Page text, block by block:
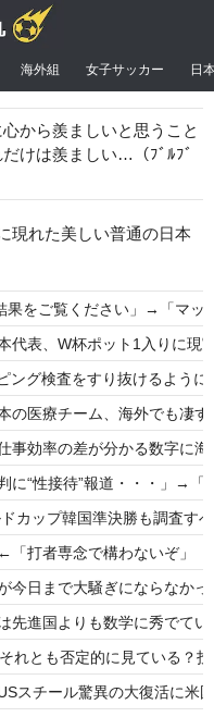
海外組 女子サッカー 日
果をご覧ください」→「マ
代表、W杯ポット1入りに
ング検査をすり抜けるよ
の医療チーム、海外でも凄
事効率の差が分かる数字に海
に“性接待”報道・・・」→
カップ韓国準決勝も調査
打者専念で構わないぞ」（
今日まで大騒ぎにならな
先進国よりも数学に秀でて
れとも否定的に見ている？
スチール驚異の大復活に米
から羨ましいと思うこと
けは羨ましい…（ﾌﾞﾙﾌﾞ
現れた美しい普通の日本